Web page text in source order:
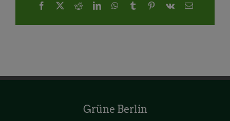
Facebook
X RedditLinkedInWhatsApp
TumblrPinterest
Vk
E-
Grüne Berlin